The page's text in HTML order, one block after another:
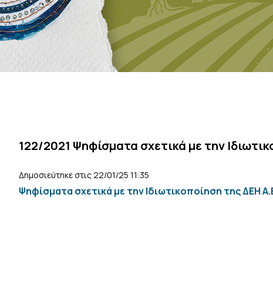
122/2021 Ψηφίσματα σχετικά με την
Δημοσιεύτηκε στις 22/01/25 11:35
Ψηφίσματα σχετικά με την Ιδιωτικοποίηση της ΔΕΗ